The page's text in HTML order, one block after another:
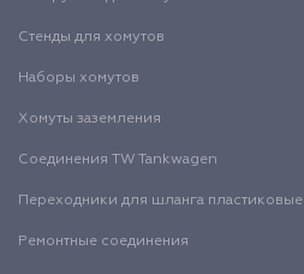
Стенды для хомутов
Наборы хомутов
Хомуты заземления
Соединения TW Tankwagen
Переходники для шланга пластиковые
Ремонтные соединения